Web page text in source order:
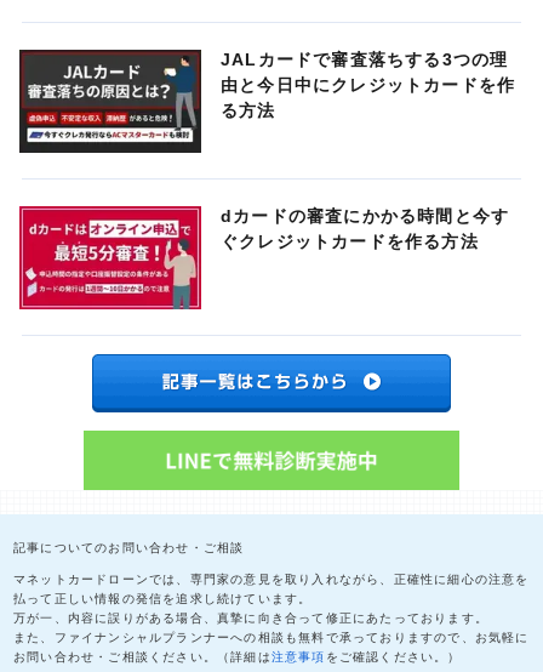
JALカードで審査落ちする3つの理
由と今日中にクレジットカードを作
る方法
dカードの審査にかかる時間と今す
ぐクレジットカードを作る方法
記事についてのお問い合わせ・ご相談
マネットカードローンでは、専門家の意見を取り入れながら、正確性に細心の注意を
払って正しい情報の発信を追求し続けています。
万が一、内容に誤りがある場合、真摯に向き合って修正にあたっております。
また、ファイナンシャルプランナーへの相談も無料で承っておりますので、お気軽に
お問い合わせ・ご相談ください。（詳細は注意事項 をご確認ください。）